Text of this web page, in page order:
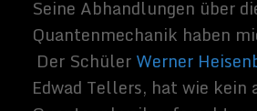
Wirklichkeit, ist viel fantastischer, als es
ein Fantasy-Roman jemals sein kann.
Ein paar abschließende
Worte